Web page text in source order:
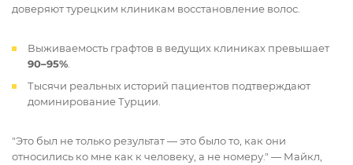
доверяют турецким клиникам восстановление волос.
Выживаемость графтов в ведущих клиниках превышает
90–95%
Тысячи реальных историй пациентов подтверждают
доминирование Турции.
"Это был не только результат — это было то, как они
относились ко мне как к человеку, а не номеру." — Майкл,